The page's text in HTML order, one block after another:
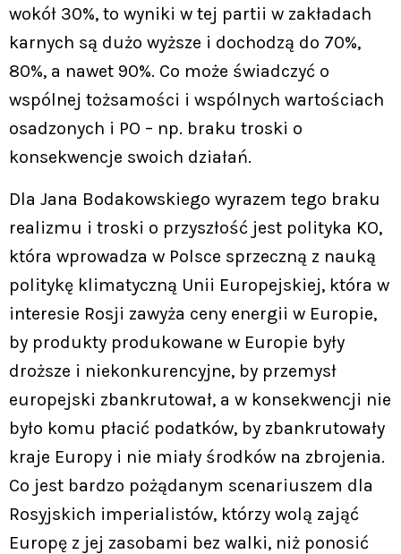
wokół 30%, to wyniki w tej partii w zakładach
karnych są dużo wyższe i dochodzą do 70%,
80%, a nawet 90%. Co może świadczyć o
wspólnej tożsamości i wspólnych wartościach
osadzonych i PO – np. braku troski o
konsekwencje swoich działań.
Dla Jana Bodakowskiego wyrazem tego braku
realizmu i troski o przyszłość jest polityka KO,
która wprowadza w Polsce sprzeczną z nauką
politykę klimatyczną Unii Europejskiej, która w
interesie Rosji zawyża ceny energii w Europie,
by produkty produkowane w Europie były
droższe i niekonkurencyjne, by przemysł
europejski zbankrutował, a w konsekwencji nie
było komu płacić podatków, by zbankrutowały
kraje Europy i nie miały środków na zbrojenia.
Co jest bardzo pożądanym scenariuszem dla
Rosyjskich imperialistów, którzy wolą zająć
Europę z jej zasobami bez walki, niż ponosić